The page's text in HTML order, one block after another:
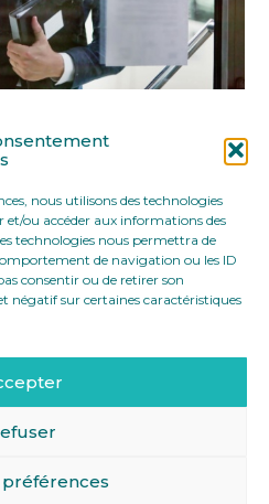
nous utilisons des technologies
et/ou accéder aux informations des
technologies nous permettra de
de navigation ou les ID
consentir ou de retirer son
négatif sur certaines caractéristiques
préférences
LÉGALES